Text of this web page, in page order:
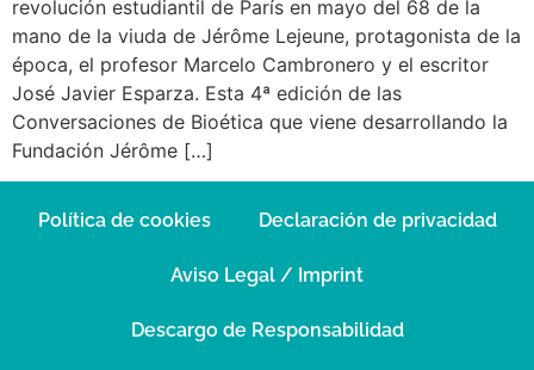
revolución estudiantil de París en mayo del 68 de la
mano de la viuda de Jérôme Lejeune, protagonista de la
época, el profesor Marcelo Cambronero y el escritor
José Javier Esparza. Esta 4ª edición de las
Conversaciones de Bioética que viene desarrollando la
Fundación Jérôme […]
Política de cookies Declaración de privacidad
Aviso Legal / Imprint
Descargo de Responsabilidad